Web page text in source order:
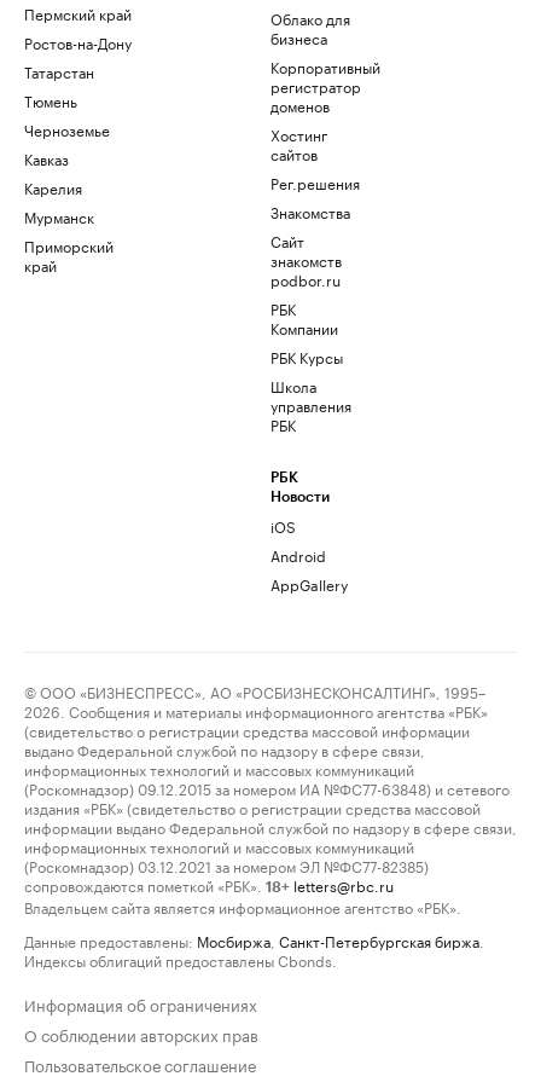
Пермский край
Ростов-на-Дону
Татарстан
Тюмень
Черноземье
Кавказ
Карелия
Мурманск
Приморский
край
Облако для
бизнеса
Корпоративный
регистратор
доменов
Хостинг
сайтов
Рег.решения
Знакомства
Сайт
знакомств
podbor.ru
РБК
Компании
РБК Курсы
Школа
управления
РБК
РБК
Новости
iOS
Android
AppGallery
© ООО «БИЗНЕСПРЕСС», АО «РОСБИЗНЕСКОНСАЛТИНГ», 1995–
2026. Сообщения и материалы информационного агентства «РБК»
(свидетельство о регистрации средства массовой информации
выдано Федеральной службой по надзору в сфере связи,
информационных технологий и массовых коммуникаций
(Роскомнадзор) 09.12.2015 за номером ИА №ФС77-63848) и сетевого
издания «РБК» (свидетельство о регистрации средства массовой
информации выдано Федеральной службой по надзору в сфере связи,
информационных технологий и массовых коммуникаций
(Роскомнадзор) 03.12.2021 за номером ЭЛ №ФС77-82385)
сопровождаются пометкой «РБК».
18+ letters@rbc.ru
Владельцем сайта является информационное агентство «РБК».
Данные предоставлены: Мосбиржа Санкт-Петербургская биржа
Индексы облигаций предоставлены Cbonds.
Информация об ограничениях
О соблюдении авторских прав
Пользовательское соглашение